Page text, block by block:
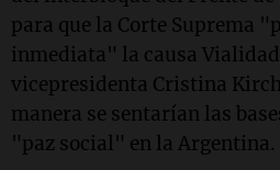
para que la Corte Suprema
inmediata" la causa
vicepresidenta Cristina
manera se sentarían las
"paz social" en la Argentina.